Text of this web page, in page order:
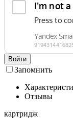
Войти
Запомнить
Отзывы
картридж